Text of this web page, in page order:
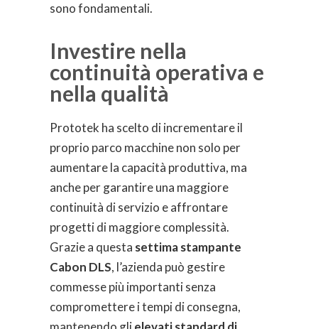
sono fondamentali.
Investire nella
continuità operativa e
nella qualità
Prototek ha scelto di incrementare il
proprio parco macchine non solo per
aumentare la capacità produttiva, ma
anche per garantire una maggiore
continuità di servizio e affrontare
progetti di maggiore complessità.
Grazie a questa settima stampante
Cabon DLS, l’azienda può gestire
commesse più importanti senza
compromettere i tempi di consegna,